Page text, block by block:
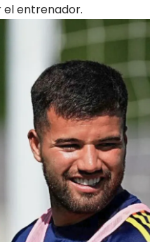
el entrenador.